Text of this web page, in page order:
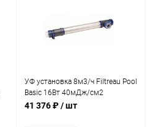
УФ установка 8м3/ч Filtreau Pool
Basic 16Вт 40мДж/см2
(UVB0004)
41 376 ₽/ шт